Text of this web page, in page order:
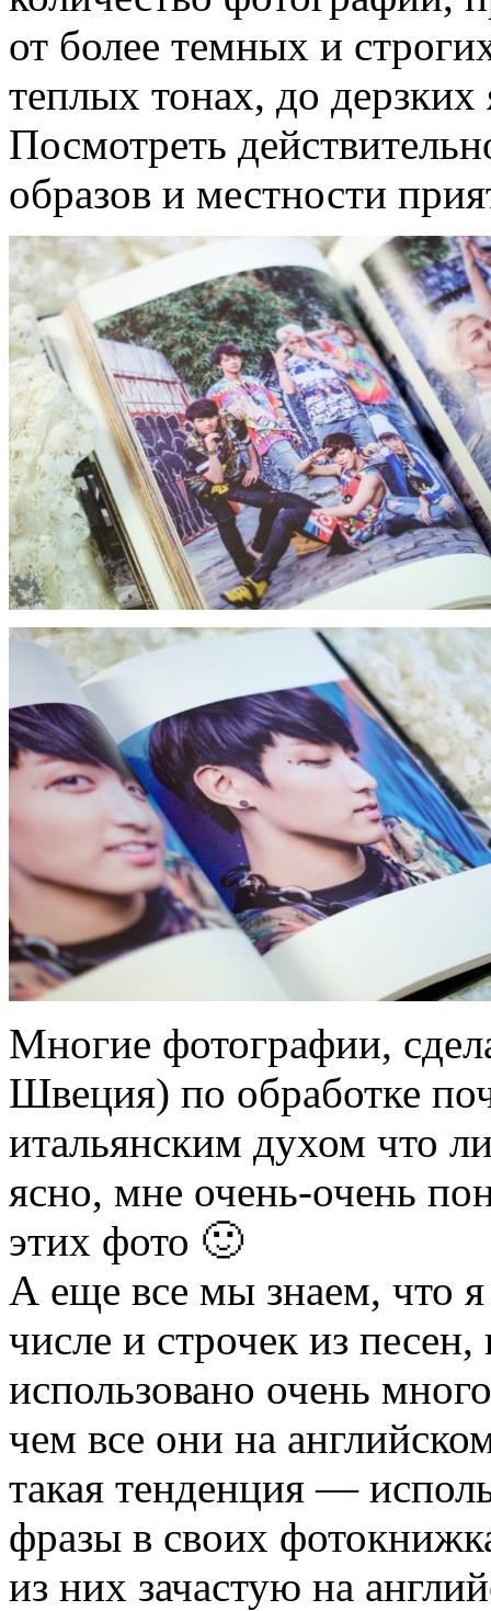
от более темных и
теплых тонах, до
Посмотреть
образов и местности
Многие фотографии,
Швеция) по обработке
итальянским духом что
ясно, мне очень-очень
этих фото 🙂
А еще все мы знаем, что
числе и строчек из песен,
использовано очень
чем все они на
такая тенденция —
фразы в своих
из них зачастую на